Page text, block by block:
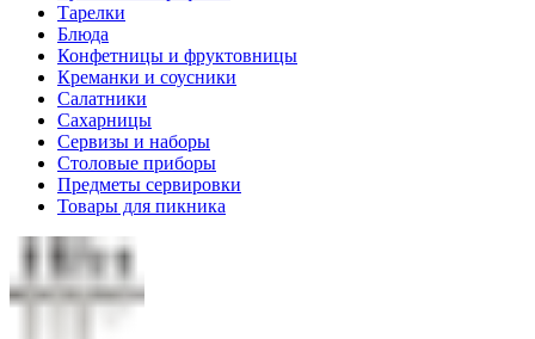
Тарелки
Блюда
Конфетницы и фруктовницы
Креманки и соусники
Салатники
Сахарницы
Сервизы и наборы
Столовые приборы
Предметы сервировки
Товары для пикника